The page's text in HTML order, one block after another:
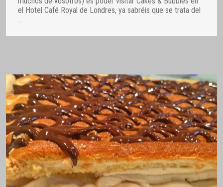
el Hotel Café Royal de Londres, ya sabréis que se trata del
…